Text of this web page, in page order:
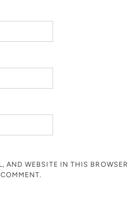
AND WEBSITE IN THIS BROWSER